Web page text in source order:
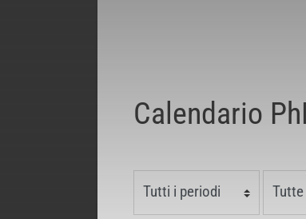
Calendario